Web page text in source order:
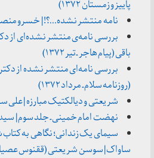
پاییز و زمستان ۱۳۷۲)
نامه منتشر نشده…؟! | خسرو منصوریان
بررسی نامه‌ی منتشر نشده‌ای از
باقی (پیام هاجر ـ تیر ۱۳۷۲)
بررسی نامه‌ای منتشر نشده از
(روزنامه سلام ـ مرداد ۱۳۷۲)
شریعتی و دیالکتیک مبارزه | علی
نهضت امام خمینی ـ جلد سوم | سید
سیمای یک زندانی؛ نگاهی به
ساواک | سوسن شریعتی (ققنوس عصیان ـ